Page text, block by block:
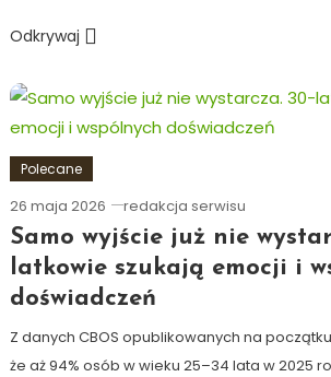
Odkrywaj
Polecane
26 maja 2026 redakcja serwisu
Samo wyjście już nie
latkowie szukają emocji i
doświadczeń
Z danych CBOS opublikowanych na
że aż 94% osób w wieku 25–34 lata w 2025